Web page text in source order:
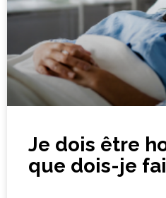
Je dois être
que dois-je